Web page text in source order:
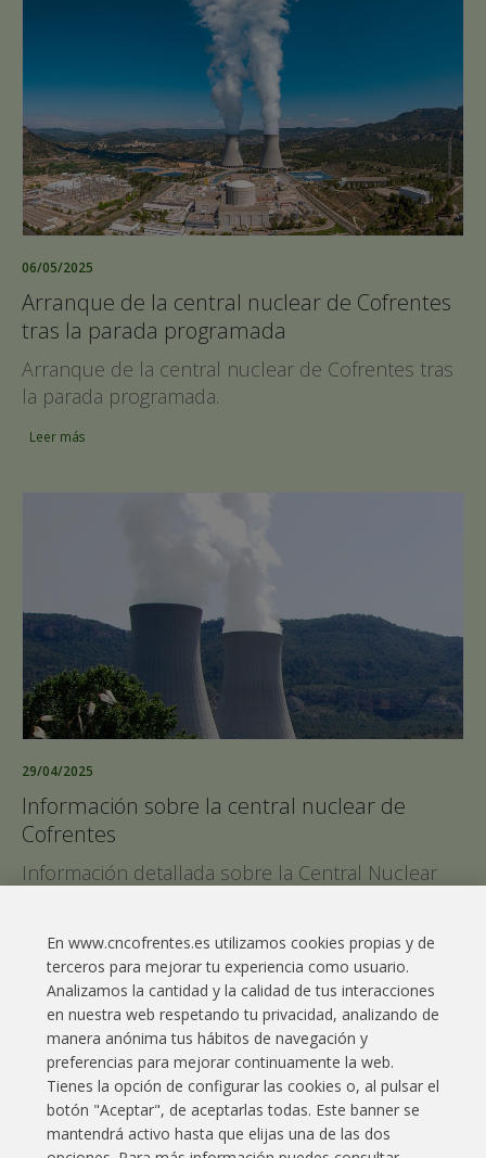
06/05/2025
Arranque de la central nuclear de Cofrentes
tras la parada programada
Arranque de la central nuclear de Cofrentes tras
la parada programada.
Leer más
29/04/2025
Información sobre la central nuclear de
Cofrentes
Información detallada sobre la Central Nuclear
Leer más
Enlaces interés Contacto Aviso legal
En www.cncofrentes.es utilizamos cookies propias y de
terceros para mejorar tu experiencia como usuario.
Analizamos la cantidad y la calidad de tus interacciones
en nuestra web respetando tu privacidad, analizando de
manera anónima tus hábitos de navegación y
preferencias para mejorar continuamente la web.
Tienes la opción de configurar las cookies o, al pulsar el
botón "Aceptar", de aceptarlas todas. Este banner se
mantendrá activo hasta que elijas una de las dos